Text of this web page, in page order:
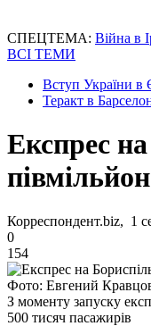
СПЕЦТЕМА: Війна в
ВСІ ТЕМИ
Вступ України в
Теракт в
Експрес
Корреспондент.biz, 1
0
154
Фото: Евгений
З моменту запуску
500 тисяч пасажирів